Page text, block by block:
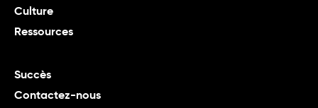
Culture
Ressources
Succès
Contactez-nous